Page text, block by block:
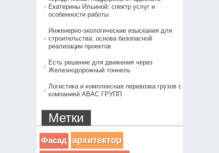
Екатерины Ильиной: спектр услуг и
особенности работы
Инженерно-экологические изыскания для
строительства: основа безопасной
реализации проектов
Есть решение для движения через
Железнодорожный тоннель
Логистика и комплексная перевозка грузов с
компанией АВАС ГРУПП
Метки
Фасад архитектор